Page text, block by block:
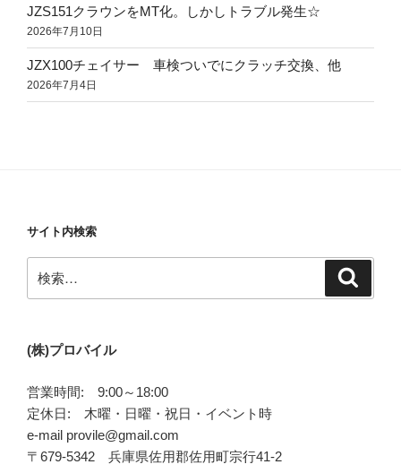
JZS151クラウンをMT化。しかしトラブル発生☆
2026年7月10日
JZX100チェイサー 車検ついでにクラッチ交換、他
2026年7月4日
サイト内検索
索:
(株)プロバイル
営業時間: 9:00～18:00
定休日: 木曜・日曜・祝日・イベント時
e-mail provile@gmail.com
〒679-5342 兵庫県佐用郡佐用町宗行41-2